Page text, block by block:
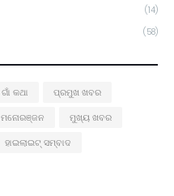
(14)
(58)
ଗାଁ କଥା
ପ୍ରମୁଖ ଖବର
ମନୋରଞ୍ଜନ
ମୁଖ୍ୟ ଖବର
ହାଇଲାଇଟ୍ ସମ୍ବାଦ